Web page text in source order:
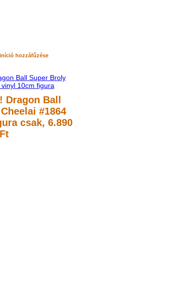
hozzáfűzése
Dragon Ball
#1864
csak, 6.890
Ft